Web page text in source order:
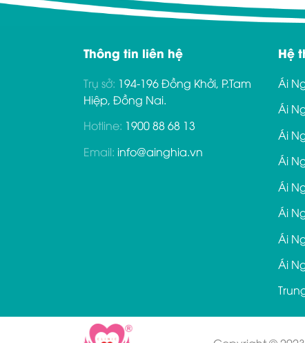
Thông tin liên hệ
Trụ sở: 194-196 Đồng Khởi, P.Tam
Hiệp, Đồng Nai.
Hotline: 1900 88 68 13
Email: info@ainghia.vn
Hệ
Ái
Ái
Ái
Ái
Ái
Ái
Ái
Ái